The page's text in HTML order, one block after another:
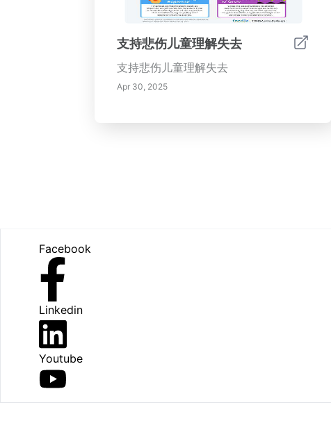
支持悲伤儿童理解失去
支持悲伤儿童理解失去
Apr 30, 2025
Facebook
Linkedin
Youtube